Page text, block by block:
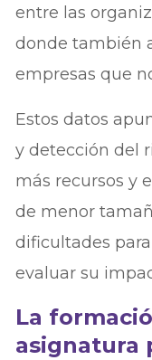
entre las
donde también
empresas que
Estos datos
y detección del
más recursos y
de menor
dificultades
evaluar su
La
asignatura